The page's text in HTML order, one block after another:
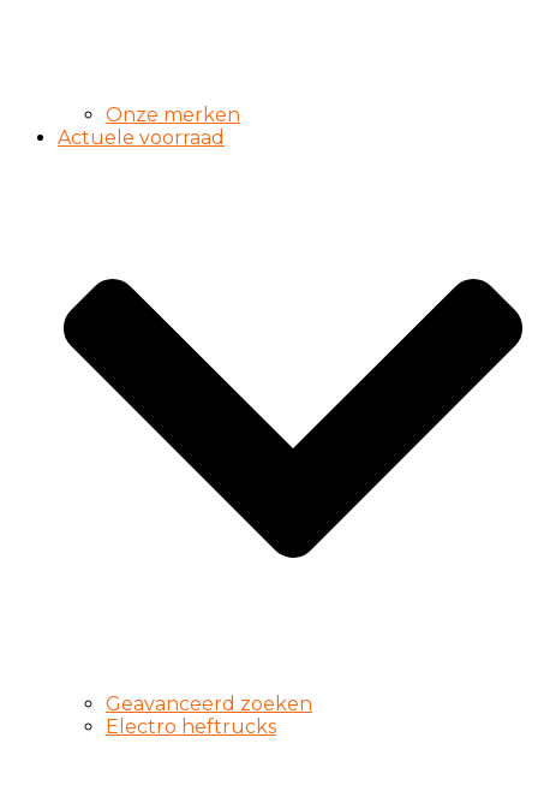
Onze merken
Actuele voorraad
Geavanceerd zoeken
Electro heftrucks